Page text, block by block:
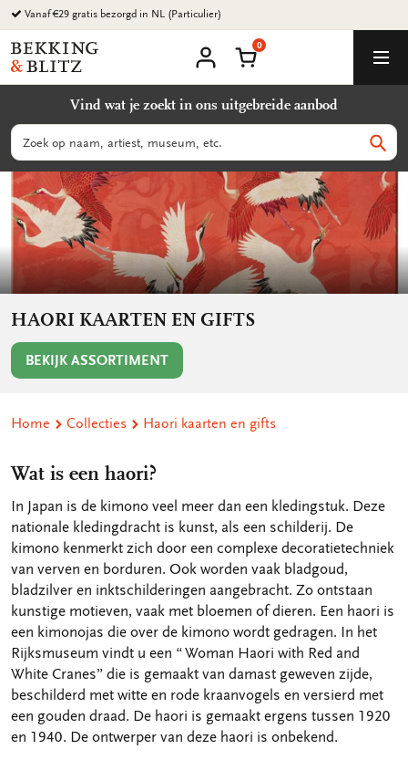
Ga
naar
content
Vanaf €29 gratis bezorgd in NL (Particulier)
Bekking
&
B.V.
account
Winkelmand
0
Vind wat je zoekt in ons uitgebreide aanbod
Zoeken
HAORI KAARTEN EN GIFTS
BEKIJK ASSORTIMENT
Home Collecties Haori kaarten en gifts
Wat is een haori?
In Japan is de kimono veel meer dan een kledingstuk. Deze
nationale kledingdracht is kunst, als een schilderij. De
kimono kenmerkt zich door een complexe decoratietechniek
van verven en borduren. Ook worden vaak bladgoud,
bladzilver en inktschilderingen aangebracht. Zo ontstaan
kunstige motieven, vaak met bloemen of dieren. Een haori is
een kimonojas die over de kimono wordt gedragen. In het
Rijksmuseum vindt u een “ Woman Haori with Red and
White Cranes” die is gemaakt van damast geweven zijde,
beschilderd met witte en rode kraanvogels en versierd met
een gouden draad. De haori is gemaakt ergens tussen 1920
en 1940. De ontwerper van deze haori is onbekend.